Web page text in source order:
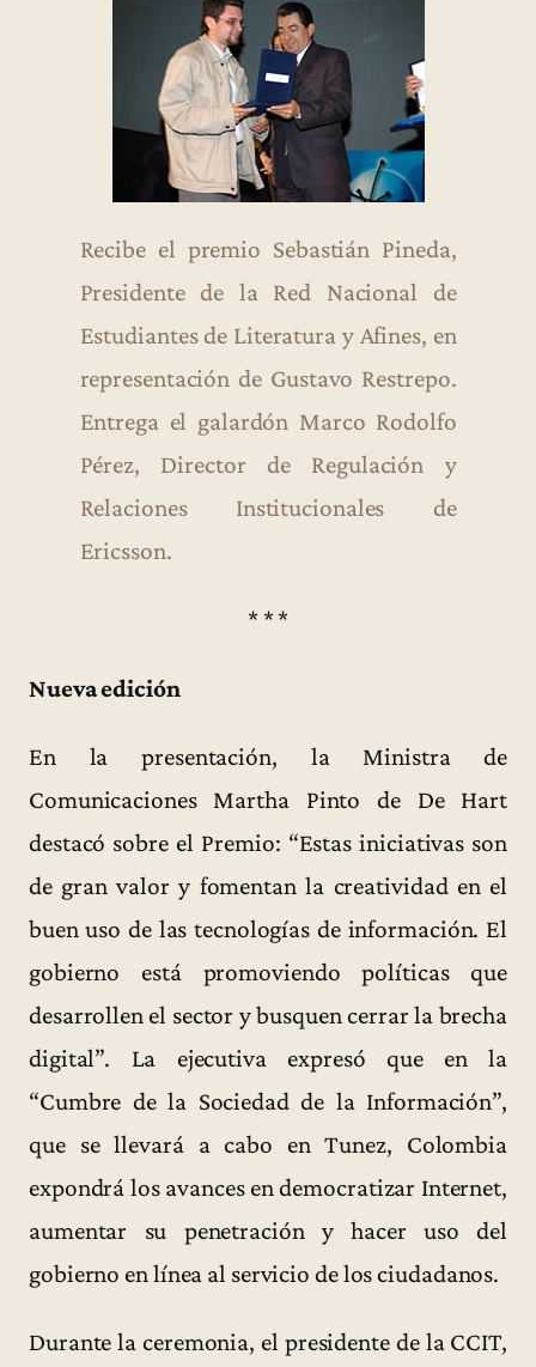
Recibe el premio Sebastián Pineda,
Presidente de la Red Nacional de
Estudiantes de Literatura y Afines, en
representación de Gustavo Restrepo.
Entrega el galardón Marco Rodolfo
Pérez, Director de Regulación y
Relaciones Institucionales de
Ericsson.
* * *
Nueva edición
En la presentación, la Ministra de
Comunicaciones Martha Pinto de De Hart
destacó sobre el Premio: “Estas iniciativas son
de gran valor y fomentan la creatividad en el
buen uso de las tecnologías de información. El
gobierno está promoviendo políticas que
desarrollen el sector y busquen cerrar la brecha
digital”. La ejecutiva expresó que en la
“Cumbre de la Sociedad de la Información”,
que se llevará a cabo en Tunez, Colombia
expondrá los avances en democratizar Internet,
aumentar su penetración y hacer uso del
gobierno en línea al servicio de los ciudadanos.
Durante la ceremonia, el presidente de la CCIT,